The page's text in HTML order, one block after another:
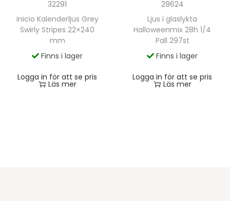
32291
inicio Kalenderljus Grey
Swirly Stripes 22×240
mm
Finns i lager
Logga in för att se pris
Läs mer
29624
Ljus i glaslykta
Halloweenmix 28h 1/4
Pall 297st
Finns i lager
Logga in för att se pris
Läs mer